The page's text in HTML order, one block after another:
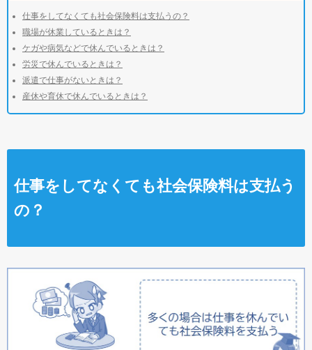
仕事をしてなくても社会保険料は支払うの？
職場が休業しているときは？
ケガや病気などで休んでいるときは？
労災で休んでいるときは？
派遣で仕事がないときは？
産休や育休で休んでいるときは？
仕事をしてなくても社会保険料は支払う
の？